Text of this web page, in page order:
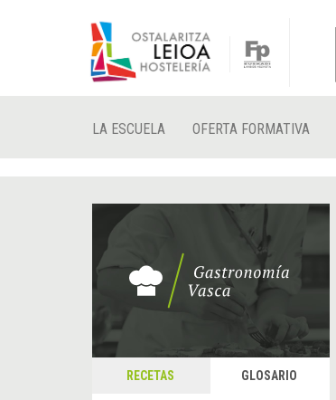
LA ESCUELA OFERTA FORMATIVA
RECETAS GLOSARIO